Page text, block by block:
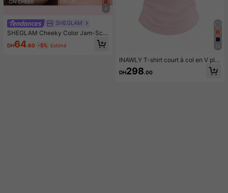
4
SHEGLAM
SHEGLAM Cheeky Color Jam-Scar
let Sunset Rouge Marque De Beaut
é CosméTique Maquillage Pour Fe
DH64.60 -5% Estimé 12
INAWLY T-shirt court à col en V plis
sé avec imprimé nœud pour femme
s
DH298.00